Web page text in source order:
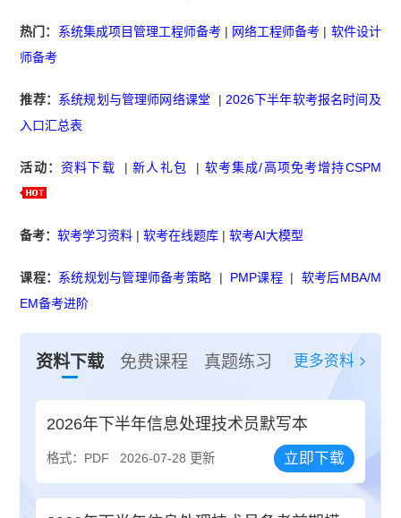
热门： 系统集成项目管理工程师备考 | 网络工程师备考 | 软件设计
师备考
推荐： 系统规划与管理师网络课堂 | 2026下半年软考报名时间及
入口汇总表
活动： 资料下载 |新人礼包 | 软考集成/高项免考增持CSPM
备考：软考学习资料 |软考在线题库 |软考AI大模型
课程： 系统规划与管理师备考策略 | PMP课程| 软考后MBA/M
EM备考进阶
资料下载 免费课程 真题练习 更多资料
2026年下半年信息处理技术员默写本
格式：PDF 2026-07-28 更新 立即下载